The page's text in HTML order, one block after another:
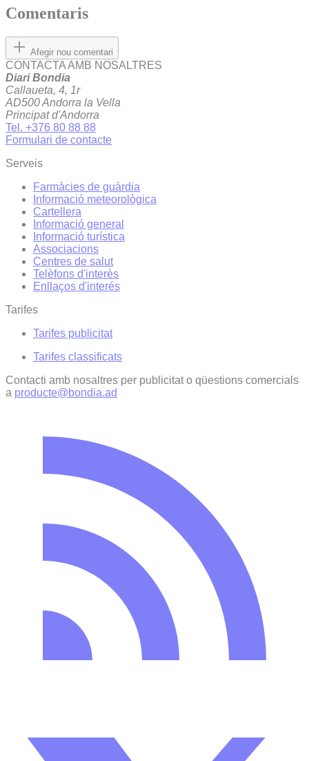
Comentaris
Afegir nou comentari
CONTACTA AMB NOSALTRES
Diari Bondia
Callaueta, 4, 1r
AD500 Andorra la Vella
Principat d'Andorra
Tel. +376 80 88 88
Formulari de contacte
Serveis
Farmàcies de guàrdia
Informació meteorològica
Cartellera
Informació general
Informació turística
Associacions
Centres de salut
Telèfons d'interès
Enllaços d'interés
Tarifes
Tarifes publicitat
Tarifes classificats
Contacti amb nosaltres per publicitat o qüestions comercials
a producte@bondia.ad